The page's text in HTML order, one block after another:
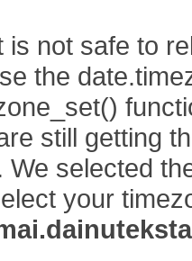
is not safe to
the
still getting
We selected
your